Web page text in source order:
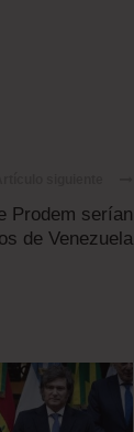
Prodem serían
de Venezuela